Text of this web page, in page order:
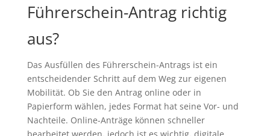
Führerschein-Antrag richtig
aus?
Das Ausfüllen des Führerschein-Antrags ist ein
entscheidender Schritt auf dem Weg zur eigenen
Mobilität. Ob Sie den Antrag online oder in
Papierform wählen, jedes Format hat seine Vor- und
Nachteile. Online-Anträge können schneller